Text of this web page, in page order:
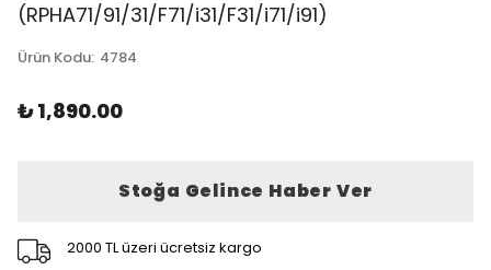
(RPHA71/91/31/F71/i31/F31/i71/i91)
Ürün Kodu: 4784
₺ 1,890.00
Stoğa Gelince Haber Ver
2000 TL üzeri ücretsiz kargo